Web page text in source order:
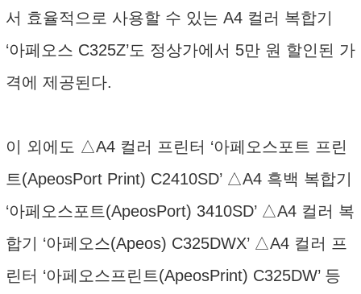
서 효율적으로 사용할 수 있는 A4 컬러 복합기
‘아페오스 C325Z’도 정상가에서 5만 원 할인된 가
격에 제공된다.
이 외에도 △A4 컬러 프린터 ‘아페오스포트 프린
트(ApeosPort Print) C2410SD’ △A4 흑백 복합기
‘아페오스포트(ApeosPort) 3410SD’ △A4 컬러 복
합기 ‘아페오스(Apeos) C325DWX’ △A4 컬러 프
린터 ‘아페오스프린트(ApeosPrint) C325DW’ 등